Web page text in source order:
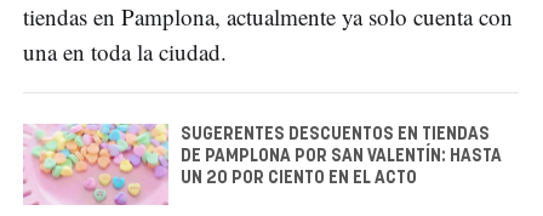
tiendas en Pamplona, actualmente ya solo cuenta con
una en toda la ciudad.
SUGERENTES DESCUENTOS EN TIENDAS
DE PAMPLONA POR SAN VALENTÍN: HASTA
UN 20 POR CIENTO EN EL ACTO